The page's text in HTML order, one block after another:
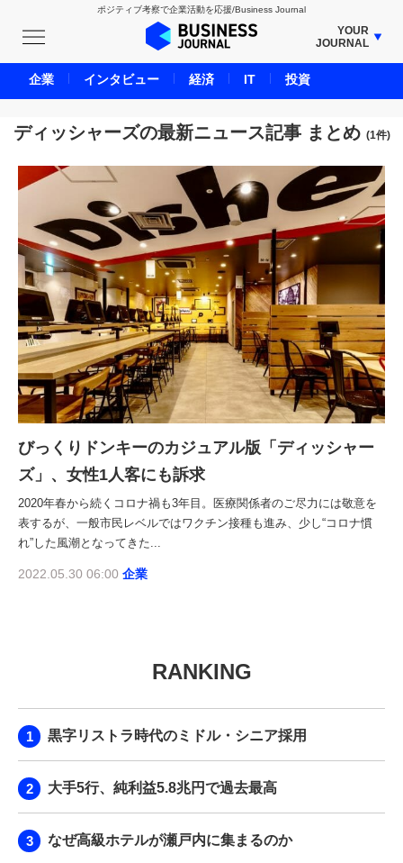
ポジティブ考察で企業活動を応援/Business Journal
YOUR
JOURNAL
BUSINESS JOURNAL
UNICORN JOURNAL
CARBON CREDITS JOURNAL
ENERGY MANAGEMENT JOURNAL
INBOUND JOURNAL
LIFE ENDING JOURNAL
AI JOURNAL
REAL ESTATE BROKERAGE JOURNAL
SMART MARKETING JOURNAL
BPaaS JOURNAL
ADOPTABLE DOG JOURNAL
ディッシャーズの最新ニュース記事 まとめ (1件)
びっくりドンキーのカジュアル版「ディッシャー
ズ」、女性1人客にも訴求
2020年春から続くコロナ禍も3年目。医療関係者のご尽力には敬意を
表するが、一般市民レベルではワクチン接種も進み、少し“コロナ慣
れ”した風潮となってきた...
2022.05.30 06:00 企業
RANKING
黒字リストラ時代のミドル・シニア採用
大手5行、純利益5.8兆円で過去最高
なぜ高級ホテルが瀬戸内に集まるのか
企業 インタビュー 経済 IT 投資